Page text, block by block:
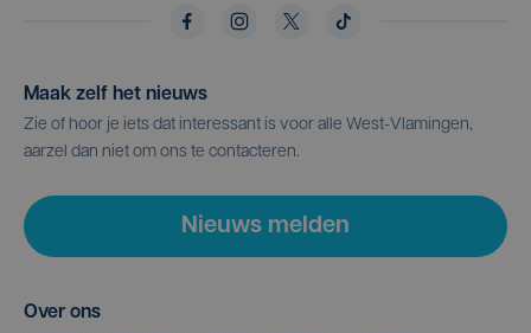
Maak zelf het nieuws
Zie of hoor je iets dat interessant is voor alle West-Vlamingen,
aarzel dan niet om ons te contacteren.
Nieuws melden
Over ons